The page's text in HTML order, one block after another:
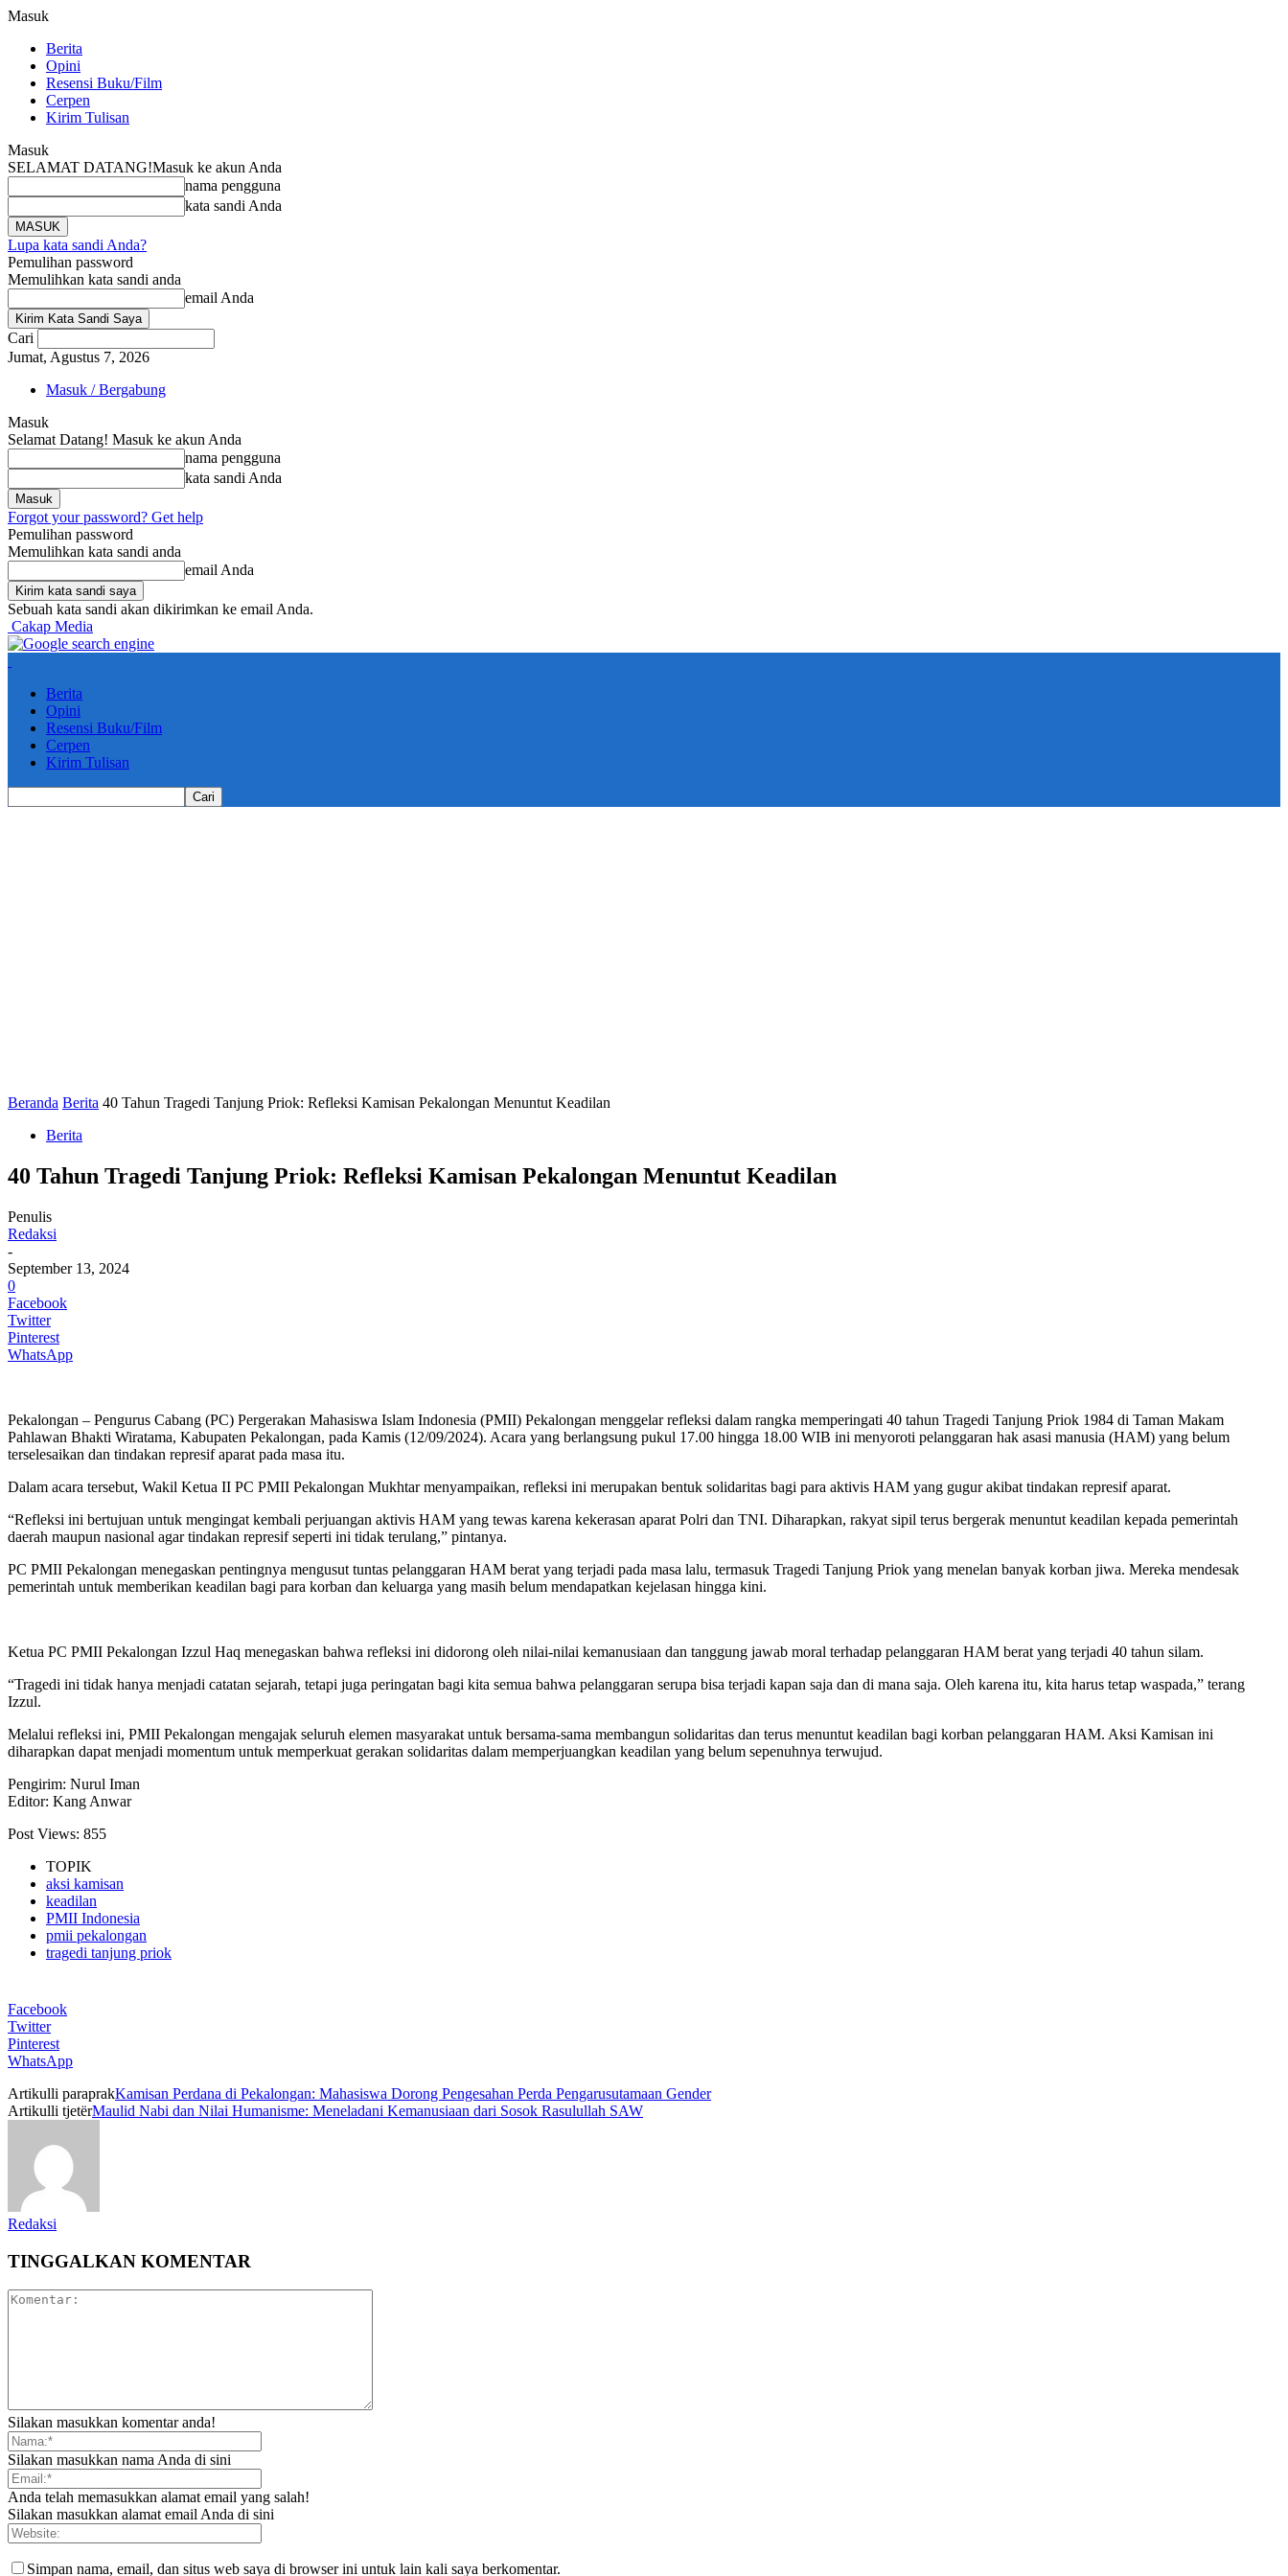
Masuk
Berita
Opini
Resensi Buku/Film
Cerpen
Kirim Tulisan
Masuk
SELAMAT DATANG!Masuk ke akun Anda
nama pengguna
kata sandi Anda
Lupa kata sandi Anda?
Pemulihan password
Memulihkan kata sandi anda
email Anda
Cari
Jumat, Agustus 7, 2026
Masuk / Bergabung
Masuk
Selamat Datang! Masuk ke akun Anda
nama pengguna
kata sandi Anda
Forgot your password? Get help
Pemulihan password
Memulihkan kata sandi anda
email Anda
Sebuah kata sandi akan dikirimkan ke email Anda.
Cakap Media
Berita
Opini
Resensi Buku/Film
Cerpen
Kirim Tulisan
Beranda Berita 40 Tahun Tragedi Tanjung Priok: Refleksi Kamisan Pekalongan Menuntut Keadilan
Berita
40 Tahun Tragedi Tanjung Priok: Refleksi Kamisan Pekalongan Menuntut Keadilan
Penulis
Redaksi
-
September 13, 2024
0
Facebook
Twitter
Pinterest
WhatsApp
Pekalongan – Pengurus Cabang (PC) Pergerakan Mahasiswa Islam Indonesia (PMII) Pekalongan menggelar refleksi dalam rangka memperingati 40 tahun Tragedi Tanjung Priok 1984 di Taman Makam
Pahlawan Bhakti Wiratama, Kabupaten Pekalongan, pada Kamis (12/09/2024). Acara yang berlangsung pukul 17.00 hingga 18.00 WIB ini menyoroti pelanggaran hak asasi manusia (HAM) yang belum
terselesaikan dan tindakan represif aparat pada masa itu.
Dalam acara tersebut, Wakil Ketua II PC PMII Pekalongan Mukhtar menyampaikan, refleksi ini merupakan bentuk solidaritas bagi para aktivis HAM yang gugur akibat tindakan represif aparat.
“Refleksi ini bertujuan untuk mengingat kembali perjuangan aktivis HAM yang tewas karena kekerasan aparat Polri dan TNI. Diharapkan, rakyat sipil terus bergerak menuntut keadilan kepada pemerintah
daerah maupun nasional agar tindakan represif seperti ini tidak terulang,” pintanya.
PC PMII Pekalongan menegaskan pentingnya mengusut tuntas pelanggaran HAM berat yang terjadi pada masa lalu, termasuk Tragedi Tanjung Priok yang menelan banyak korban jiwa. Mereka mendesak
pemerintah untuk memberikan keadilan bagi para korban dan keluarga yang masih belum mendapatkan kejelasan hingga kini.
Ketua PC PMII Pekalongan Izzul Haq menegaskan bahwa refleksi ini didorong oleh nilai-nilai kemanusiaan dan tanggung jawab moral terhadap pelanggaran HAM berat yang terjadi 40 tahun silam.
“Tragedi ini tidak hanya menjadi catatan sejarah, tetapi juga peringatan bagi kita semua bahwa pelanggaran serupa bisa terjadi kapan saja dan di mana saja. Oleh karena itu, kita harus tetap waspada,” terang
Izzul.
Melalui refleksi ini, PMII Pekalongan mengajak seluruh elemen masyarakat untuk bersama-sama membangun solidaritas dan terus menuntut keadilan bagi korban pelanggaran HAM. Aksi Kamisan ini
diharapkan dapat menjadi momentum untuk memperkuat gerakan solidaritas dalam memperjuangkan keadilan yang belum sepenuhnya terwujud.
Pengirim: Nurul Iman
Editor: Kang Anwar
Post Views: 855
TOPIK
aksi kamisan
keadilan
PMII Indonesia
pmii pekalongan
tragedi tanjung priok
Facebook
Twitter
Pinterest
WhatsApp
Artikulli paraprakKamisan Perdana di Pekalongan: Mahasiswa Dorong Pengesahan Perda Pengarusutamaan Gender
Artikulli tjetërMaulid Nabi dan Nilai Humanisme: Meneladani Kemanusiaan dari Sosok Rasulullah SAW
Redaksi
TINGGALKAN KOMENTAR
Silakan masukkan komentar anda!
Silakan masukkan nama Anda di sini
Anda telah memasukkan alamat email yang salah!
Silakan masukkan alamat email Anda di sini
Simpan nama, email, dan situs web saya di browser ini untuk lain kali saya berkomentar.